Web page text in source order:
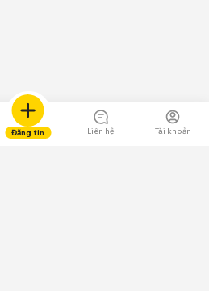
Đăng tin Liên hệ Tài khoản